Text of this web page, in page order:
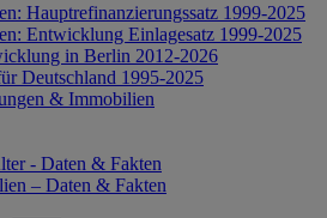
Hauptrefinanzierungssatz 1999-2025
Entwicklung Einlagesatz 1999-2025
in Berlin 2012-2026
Deutschland 1995-2025
& Immobilien
- Daten & Fakten
– Daten & Fakten